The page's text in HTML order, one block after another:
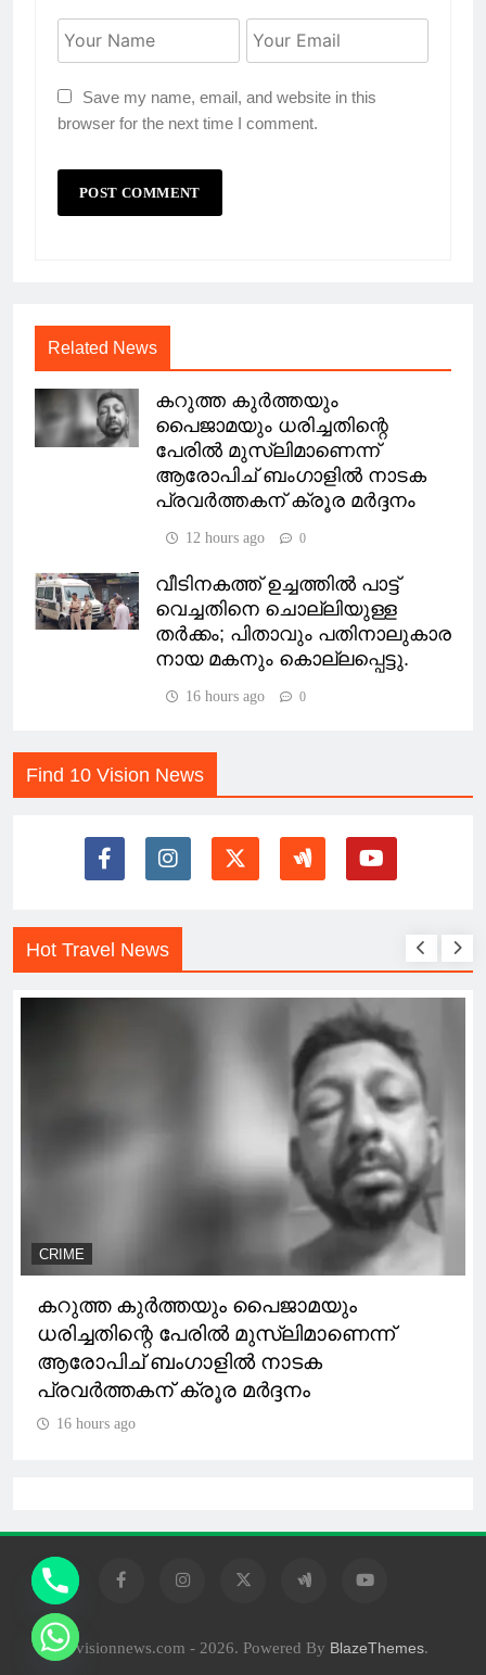
Save my name, email, and website in this
browser for the next time I comment.
Related News
കറുത്ത കുർത്തയും
പൈജാമയും ധരിച്ചതിന്റെ
പേരിൽ മുസ്‌ലിമാണെന്ന്
ആരോപിച് ബംഗാളിൽ നാടക
പ്രവർത്തകന് ക്രൂര മർദ്ദനം
12 hours ago 0
വീടിനകത്ത് ഉച്ചത്തിൽ പാട്ട്
വെച്ചതിനെ ചൊല്ലിയുള്ള
തര്‍ക്കം; പിതാവും പതിനാലുകാര
നായ മകനും കൊല്ലപ്പെട്ടു.
16 hours ago 0
Find 10 Vision News
Hot Travel News
CRIME
കറുത്ത കുർത്തയും പൈജാമയും
ധരിച്ചതിന്റെ പേരിൽ മുസ്‌ലിമാണെന്ന്
ആരോപിച് ബംഗാളിൽ നാടക
പ്രവർത്തകന് ക്രൂര മർദ്ദനം
16 hours ago
10visionnews.com - 2026. Powered By BlazeThemes.